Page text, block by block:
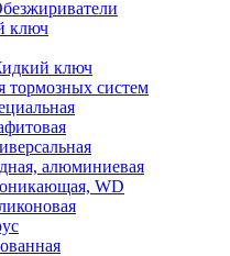
ключ
ключ
тормозных систем
алюминиевая
WD